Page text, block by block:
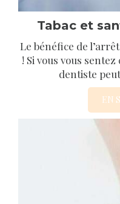
Tabac et
Le bénéfice de
! Si vous vous
dentiste
EN